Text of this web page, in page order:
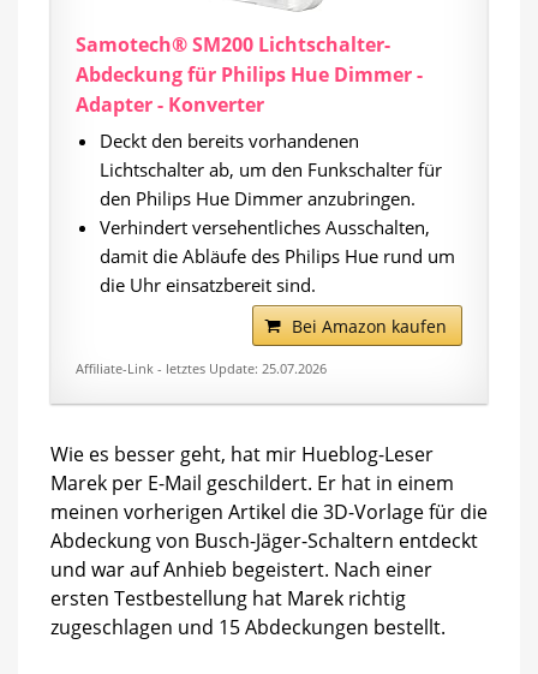
Samotech® SM200 Lichtschalter-
Abdeckung für Philips Hue Dimmer -
Adapter - Konverter
Deckt den bereits vorhandenen
Lichtschalter ab, um den Funkschalter für
den Philips Hue Dimmer anzubringen.
Verhindert versehentliches Ausschalten,
damit die Abläufe des Philips Hue rund um
die Uhr einsatzbereit sind.
Bei Amazon kaufen
Affiliate-Link - letztes Update: 25.07.2026
Wie es besser geht, hat mir Hueblog-Leser
Marek per E-Mail geschildert. Er hat in einem
meinen vorherigen Artikel die 3D-Vorlage für die
Abdeckung von Busch-Jäger-Schaltern entdeckt
und war auf Anhieb begeistert. Nach einer
ersten Testbestellung hat Marek richtig
zugeschlagen und 15 Abdeckungen bestellt.